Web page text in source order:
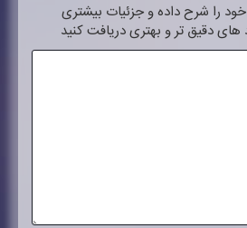
را شرح داده و جزئیات بیشتری
های دقیق تر و بهتری دریافت کنید